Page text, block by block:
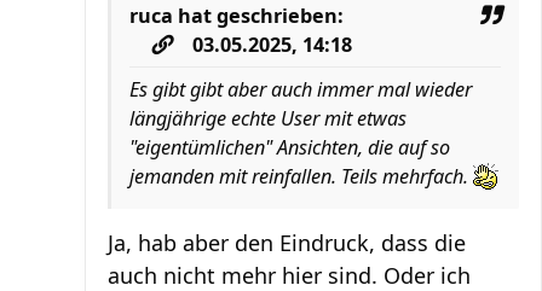
ruca hat geschrieben:
03.05.2025, 14:18
Es gibt gibt aber auch immer mal wieder
längjährige echte User mit etwas
"eigentümlichen" Ansichten, die auf so
jemanden mit reinfallen. Teils mehrfach.
Ja, hab aber den Eindruck, dass die
auch nicht mehr hier sind. Oder ich